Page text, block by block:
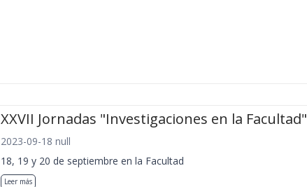
XXVII Jornadas "Investigaciones en la Facultad"
2023-09-18 null
18, 19 y 20 de septiembre en la Facultad
Leer más